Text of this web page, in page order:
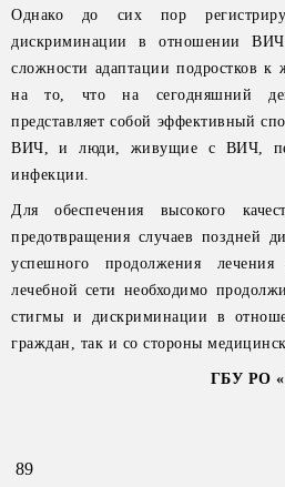
Однако до сих пор
дискриминации в отношении
сложности адаптации подростков
на то, что на сегодняшний
представляет собой эффективный
ВИЧ, и люди, живущие с ВИЧ,
инфекции.
Для обеспечения высокого
предотвращения случаев поздней
успешного продолжения
лечебной сети необходимо
стигмы и дискриминации в
граждан, так и со стороны
ГБУ РО
89